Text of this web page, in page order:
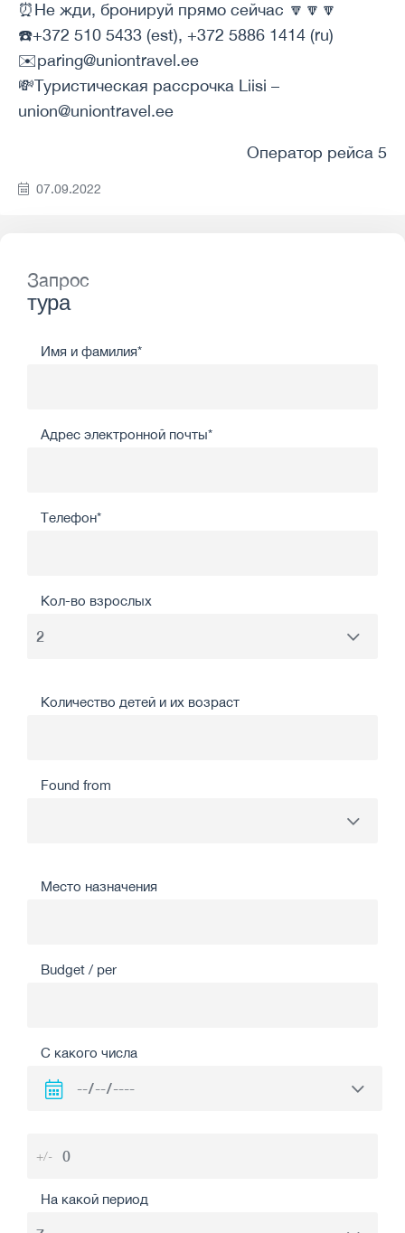
⏰Не жди, бронируй прямо сейчас 🔽🔽🔽
☎️+372 510 5433 (est), +372 5886 1414 (ru)
✉️paring@uniontravel.ee
💸Туристическая рассрочка Liisi –
union@uniontravel.ee
Оператор рейса 5
07.09.2022
Запрос
тура
Имя и фамилия*
Адрес электронной почты*
Телефон*
Кол-во взрослых
Количество детей и их возраст
Found from
Место назначения
Budget / per
С какого числа
+/-
На какой период